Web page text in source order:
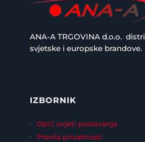
ANA-A TRGOVINA d.o.o.
svjetske i europske brandove.
IZBORNIK
Opći uvjeti poslovanja
Pravila privatnosti